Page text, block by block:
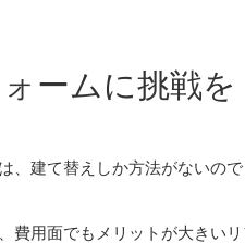
ームに挑戦を
建て替えしか方法がないので
用面でもメリットが大きいリ